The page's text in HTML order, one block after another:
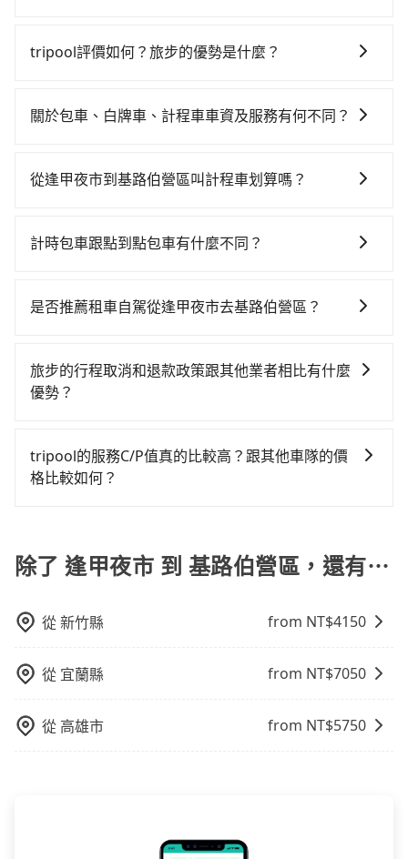
於偏遠地區，我們提供的價格已經包含了所有基本的費
支付額外的費用，不過別擔心，您可以透過旅步官網查
tripool評價如何？旅步的優勢是什麼？
定及可靠的，大多數的使用者都給予了高分評價。此
車前一日凌晨6點前取消均可無條件全額退費的承諾，讓
關於包車、白牌車、計程車車資及服務有何不同？
明： 包車：可以依照個人行程需要靈活安排時間，價格
也會計算延遲費用，最終價格通常要下車時才知。價格
處理。
從逢甲夜市到基路伯營區叫計程車划算嗎？
灣大車隊、Uber、Line Taxi、Yoxi等，如果在路邊攔不
等叫車看看。依照里程跳錶計算，價格約為2,325~2,800
台中市的4%、密度僅雙北的0.2%，其叫車的難度是雙北
市的490倍。再加上台中市有些計程車司機不按錶計費，
能較為便宜，但當你們人數超過四位時，叫兩輛計程車
的費用就貴了，改預約一輛tripool的九人座廂型車最高
計時包車跟點到點包車有什麼不同？
不同之處： 計時包車：計時包車是按照用車時間來計
多個地點間來回穿梭的客戶，例如市區觀光、商務差旅
等。 點到點包車：點到點包車是按照里程和目的地來計
個城市到另一個城市的長途包車。
是否推薦租車自駕從逢甲夜市去基路伯營區？
時不需要閉目養神（因為要自己開車），最重要的是你
當天就要來回，那在台中路邊可隨租隨借的iRent應該是
夜市到基路伯營區的花費預估為$1,450~2,050（金額差
異來自於平假日、車款差異、抵達目的地後多久原路返
Yaris、Prius C、Vios這類乘坐體驗較差的車款，如果人
擇，而且無人租車最令人詬病的就是車況，打開車門才
發現仍有上一組乘客遺留的垃圾或者撞凹的車門仍未被
會遇到明明已經預約了時間但上一位用戶卻遲遲尚未歸
車或者要載其他乘客的人來說就有不小的風險。最後，
雖然路邊隨租隨還看似方便，但實際使用時還是有其區
旅步的行程取消和退款政策跟其他業者相比有什麼
優勢？
性的取消政策，以給予乘客更多的保障和方便。只需在
用車前一天的凌晨六點前完成取消訂單作業，旅步就承
tripool的服務C/P值真的比較高？跟其他車隊的價
格比較如何？
主的台灣大車隊、大都會、LINE Taxi、Uber，機場接送
則有肯驛、全鋒、格上租車、和運租車，包車旅遊則是
單程接送與跨縣市計時包車，不論從哪邊去哪裡（當然
有高效的車輛調度能力，能以市價7~8折提供專車到府服
務，是絕大多數乘客出行的最佳選擇。
除了 逢甲夜市 到 基路伯營區，還有⋯
從新竹縣 from NT$4150
從 宜蘭縣 from NT$7050
從 高雄市 from NT$5750